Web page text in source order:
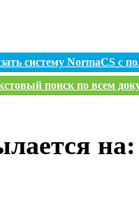
систему NormaCS с
поиск по всем
на: